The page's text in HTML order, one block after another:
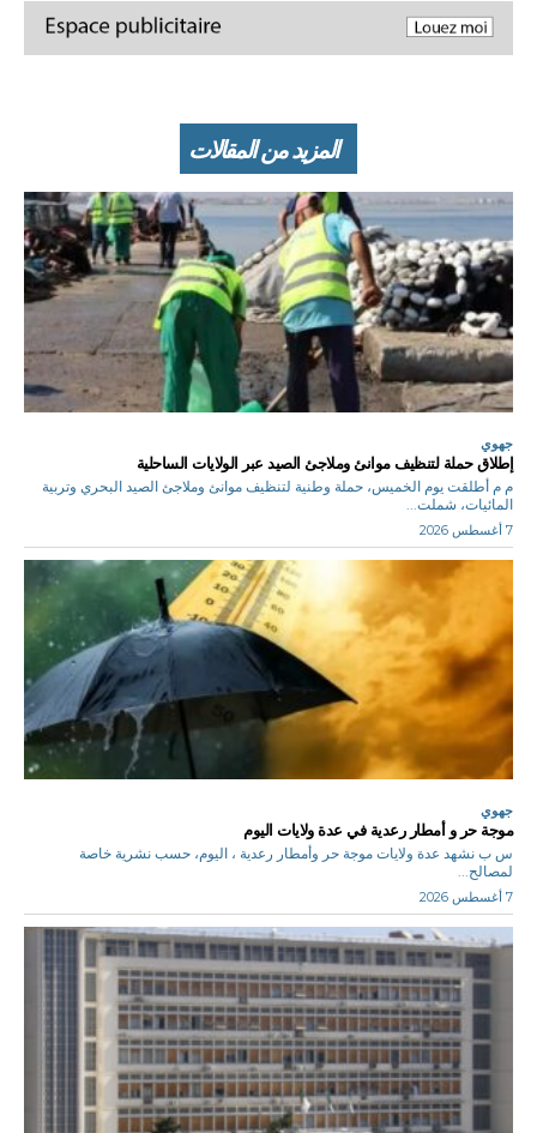
المزيد من المقالات
جهوي
إطلاق حملة لتنظيف موانئ وملاجئ الصيد عبر الولايات الساحلية
م م أطلقت يوم الخميس، حملة وطنية لتنظيف موانئ وملاجئ الصيد البحري وتربية
المائيات، شملت...
7 أغسطس 2026
جهوي
موجة حر و أمطار رعدية في عدة ولايات اليوم
س ب نشهد عدة ولايات موجة حر وأمطار رعدية ، اليوم، حسب نشرية خاصة
لمصالح...
7 أغسطس 2026